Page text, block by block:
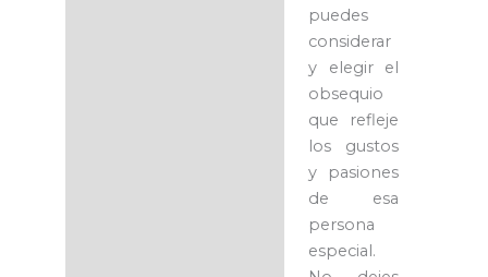
puedes
considerar
y elegir el
obsequio
que refleje
los gustos
y pasiones
de esa
persona
especial.